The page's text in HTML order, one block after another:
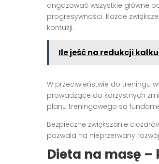
angażować wszystkie główne
progresywności. Każde
kontuzji.
Ile jeść na redukcji
W przeciwieństwie do treningu
prowadzące do korzystnych
planu treningowego są
Bezpieczne zwiększanie
pozwala na nieprzerwany
Dieta na masę –